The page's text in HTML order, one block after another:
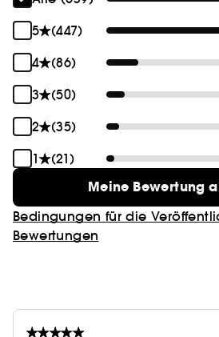
einzudämmen.
Ohne Silikone, Parabene, PEGs,
Phthalate.
5
(447)
4
(86)
3
(50)
2
(35)
1
(21)
Meine Bewertung
Bedingungen für die
Bewertungen